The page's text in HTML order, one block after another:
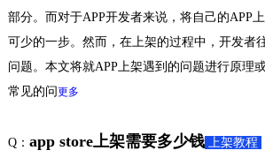
部分。而对于APP开发者来说，将自己的APP
可少的一步。然而，在上架的过程中，开发者
问题。本文将就APP上架遇到的问题进行原理
常见的问更多
Q： app store上架需要多少钱 上架教程